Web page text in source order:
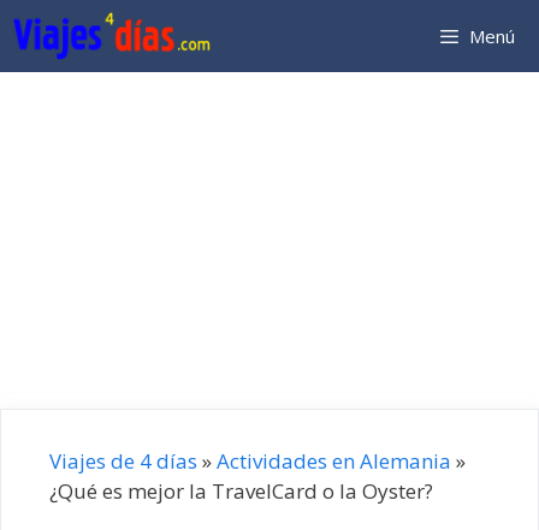
Saltar
al
contenido
Menú
Viajes de 4 días »Actividades en Alemania »
¿Qué es mejor la TravelCard o la Oyster?